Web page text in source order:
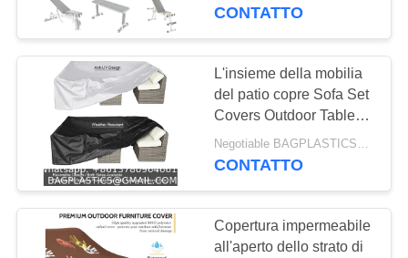
CONTROLLO
DI
QUALITÀ
CONTATTICI
RICHIEDA
UNA
CITAZIONE
MANUFACTURING
Prodotti per il
campeggio
Forniture BAGEASE
MANUFACTURING
181
adatta, banco di peso,
CONTATTO
L'insieme della mobilia
del patio copre Sofa Set
Covers Outdoor Table
sezionale all'aperto
l'insieme della sedia che
Negotiable BAGPLASTICS@YAHOO.COM MOQ:1000pieces Skype: mydearneil
CONTATTO
Copertura impermeabile
all'aperto dello strato di